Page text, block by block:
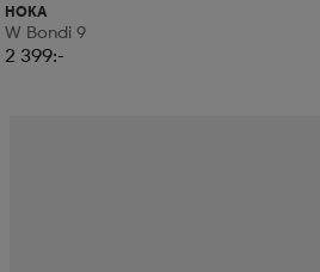
HOKA
W Bondi 9
2 399:-